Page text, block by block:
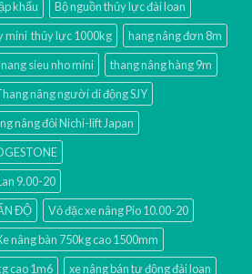
khẩu
Bộ nguồn thủy lực đài loan
mini thủy lực 1000kg
hang nâng đơn 8m
sieu nho mini
thang nâng hàng 9m
nâng người di động SJY
nâng đôi Nichi-lift Japan
9.00-20
ĐỘ
Vỏ đặc xe nâng Pio 10.00-20
nâng bàn 750kg cao 1500mm
cao 1m6
xe nâng bán tự động đài loan